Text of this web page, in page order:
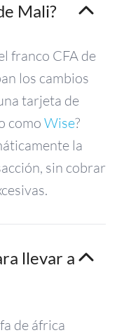
Mali?
franco CFA de
los cambios
tarjeta de
como Wise?
la
sin cobrar
llevar a
de áfrica